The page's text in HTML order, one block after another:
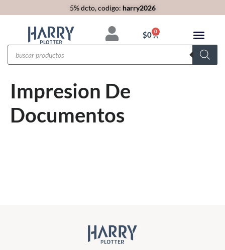
5% dcto, codigo: harry2026
$0 0
Impresion De
Documentos